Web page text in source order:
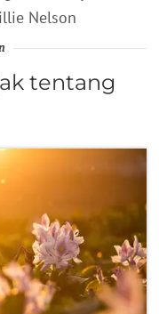
Nelson
tentang